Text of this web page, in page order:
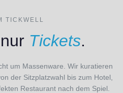
TICKWELL
Tickets.
um Massenware. Wir kuratieren
der Sitzplatzwahl bis zum Hotel,
Restaurant nach dem Spiel.